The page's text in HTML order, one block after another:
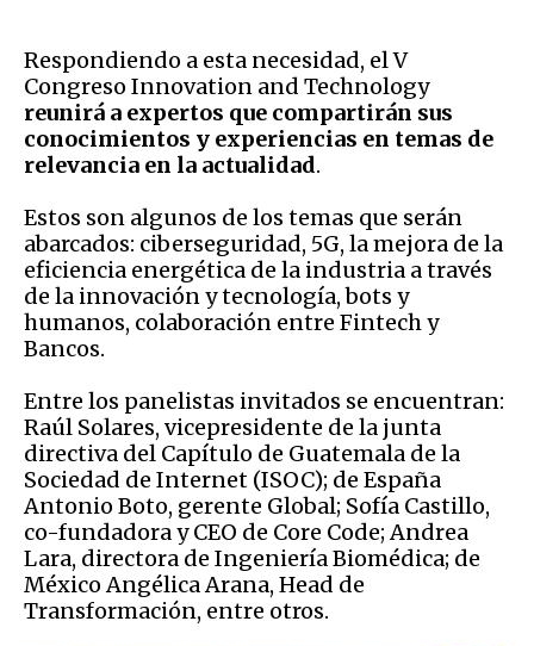
Respondiendo a esta necesidad, el V
Congreso Innovation and Technology
reunirá a expertos que compartirán sus
conocimientos y experiencias en temas de
relevancia en la actualidad.
Estos son algunos de los temas que serán
abarcados: ciberseguridad, 5G, la mejora de la
eficiencia energética de la industria a través
de la innovación y tecnología, bots y
humanos, colaboración entre Fintech y
Bancos.
Entre los panelistas invitados se encuentran:
Raúl Solares, vicepresidente de la junta
directiva del Capítulo de Guatemala de la
Sociedad de Internet (ISOC); de España
Antonio Boto, gerente Global; Sofía Castillo,
co-fundadora y CEO de Core Code; Andrea
Lara, directora de Ingeniería Biomédica; de
México Angélica Arana, Head de
Transformación, entre otros.